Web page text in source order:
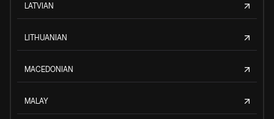
LATVIAN
LITHUANIAN
MACEDONIAN
MALAY